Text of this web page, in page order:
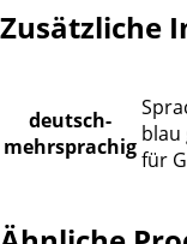
Zusätzliche
deutsch-
mehrsprachig blau
für